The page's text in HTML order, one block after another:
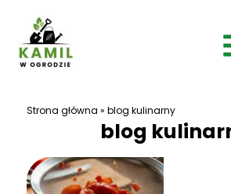
Strona główna » blog kulinarny
blog